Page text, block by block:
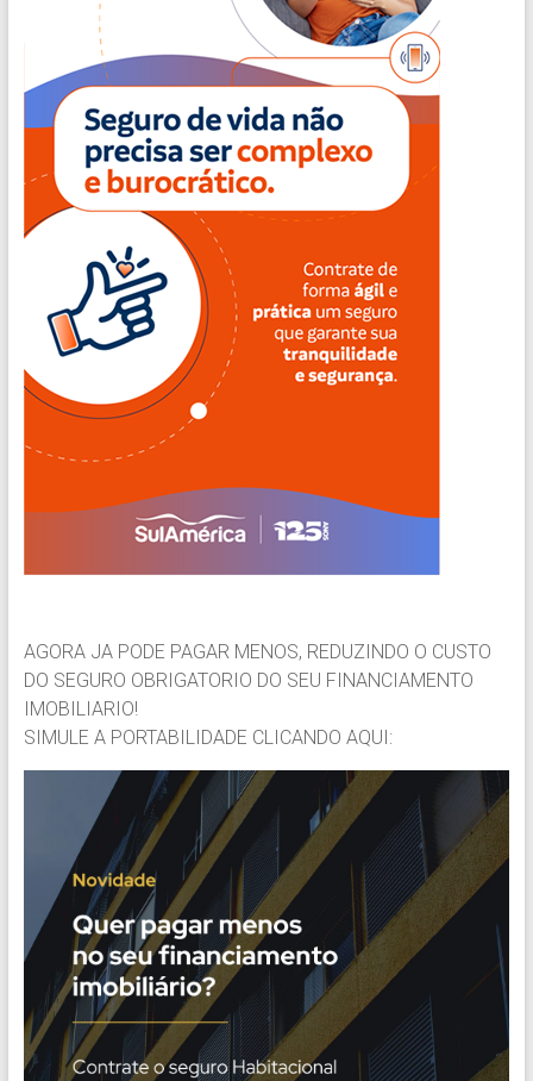
AGORA JA PODE PAGAR MENOS, REDUZINDO O CUSTO
DO SEGURO OBRIGATORIO DO SEU FINANCIAMENTO
IMOBILIARIO!
SIMULE A PORTABILIDADE CLICANDO AQUI: